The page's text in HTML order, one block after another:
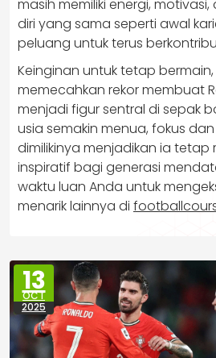
masih memiliki energi,
diri yang sama seperti awal
peluang untuk terus
Keinginan untuk tetap
memecahkan rekor membuat
menjadi figur sentral di sepak
usia semakin menua, fokus
dimilikinya menjadikan ia tetap
inspiratif bagi generasi
waktu luan Anda untuk
menarik lainnya di
13
OCT
2025